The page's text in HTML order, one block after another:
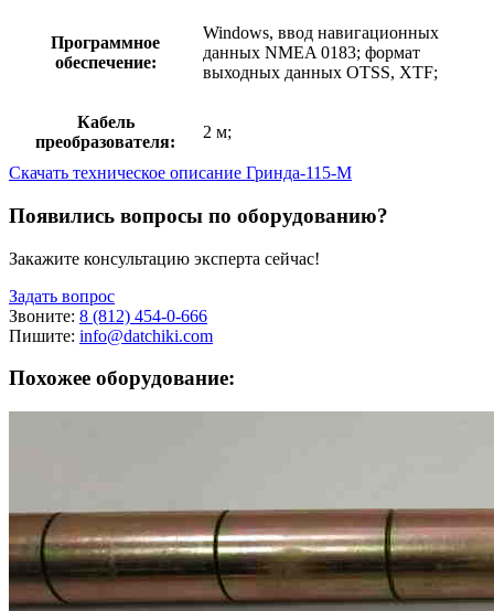
Программное
обеспечение:
Windows, ввод навигационных
данных NMEA 0183; формат
выходных данных OTSS, XTF;
Кабель
преобразователя:
2 м;
Скачать техническое описание Гринда-115-М
Появились вопросы по оборудованию?
Закажите консультацию эксперта сейчас!
Задать вопрос
Звоните: 8 (812) 454-0-666
Пишите: info@datchiki.com
Похожее оборудование: